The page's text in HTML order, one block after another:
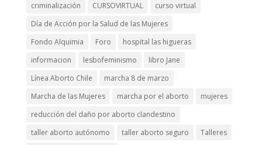
criminalización
CURSOVIRTUAL
curso virtual
Día de Acción por la Salud de las Mujeres
Fondo Alquimia
Foro
hospital las higueras
informacion
lesbofeminismo
libro Jane
Línea Aborto Chile
marcha 8 de marzo
Marcha de las Mujeres
marcha por el aborto
mujeres
reducción del daño por aborto clandestino
taller aborto autónomo
taller aborto seguro
Talleres